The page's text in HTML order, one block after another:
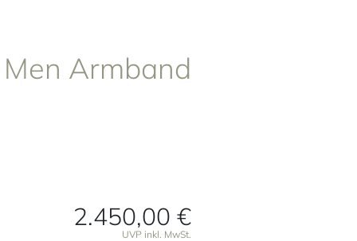
Armband
2.450,00 €
UVP inkl. MwSt.